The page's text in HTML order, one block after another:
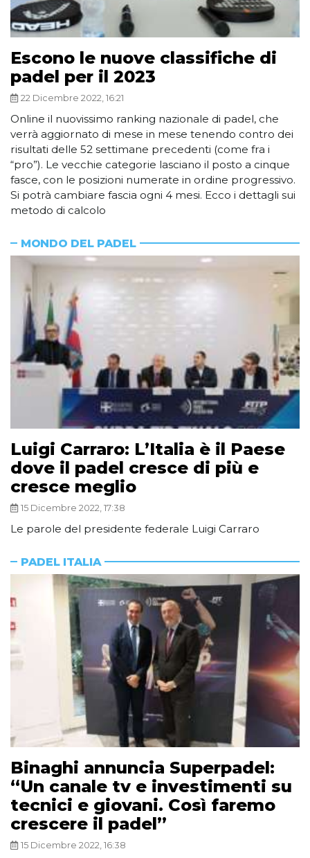
Escono le nuove classifiche di
padel per il 2023
22 Dicembre 2022, 16:21
Online il nuovissimo ranking nazionale di padel, che
verrà aggiornato di mese in mese tenendo contro dei
risultati delle 52 settimane precedenti (come fra i
“pro”). Le vecchie categorie lasciano il posto a cinque
fasce, con le posizioni numerate in ordine progressivo.
Si potrà cambiare fascia ogni 4 mesi. Ecco i dettagli sui
metodo di calcolo
MONDO DEL PADEL
Luigi Carraro: L’Italia è il Paese
dove il padel cresce di più e
cresce meglio
15 Dicembre 2022, 17:38
Le parole del presidente federale Luigi Carraro
PADEL ITALIA
Binaghi annuncia Superpadel:
“Un canale tv e investimenti su
tecnici e giovani. Così faremo
crescere il padel”
15 Dicembre 2022, 16:38